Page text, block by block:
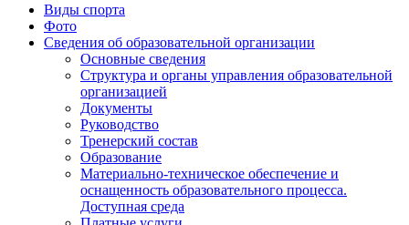
Виды спорта
Фото
Сведения об образовательной организации
Основные сведения
Структура и органы управления образовательной
организацией
Документы
Руководство
Тренерский состав
Образование
Материально-техническое обеспечение и
оснащенность образовательного процесса.
Доступная среда